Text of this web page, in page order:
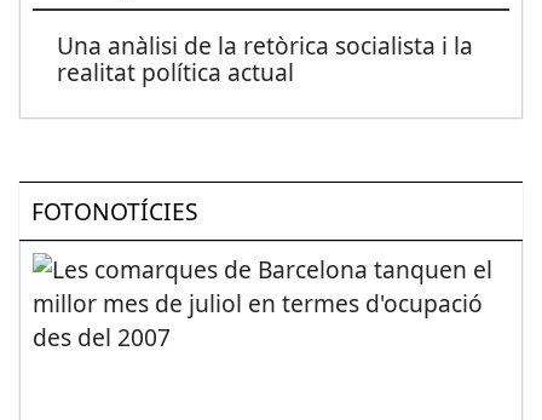
Una anàlisi de la retòrica socialista i la
realitat política actual
FOTONOTÍCIES